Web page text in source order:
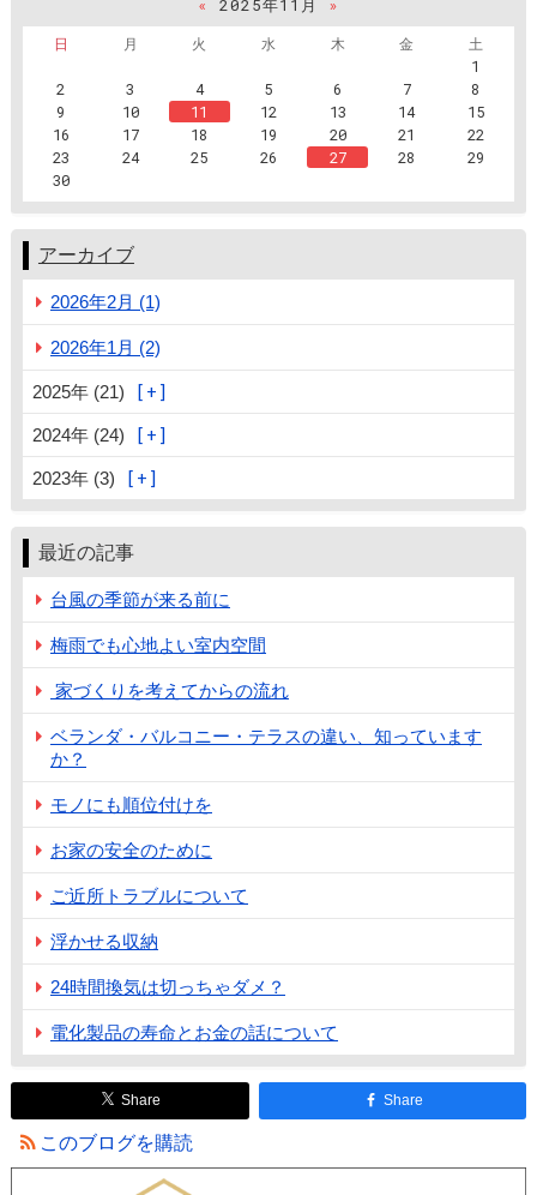
« 2025年11月
»
日
月 火 水 木 金
土
1
2
3 4 5 6 7
8
9
10 11 12 13 14
15
16
17 18 19 20 21
22
23
24 25 26 27 28
29
30
アーカイブ
2026年2月 (1)
2026年1月 (2)
2025年 (21)
2024年 (24)
2023年 (3)
最近の記事
台風の季節が来る前に
梅雨でも心地よい室内空間
家づくりを考えてからの流れ
ベランダ・バルコニー・テラスの違い、知っています
か？
モノにも順位付けを
お家の安全のために
ご近所トラブルについて
浮かせる収納
24時間換気は切っちゃダメ？
電化製品の寿命とお金の話について
Share Share
このブログを購読